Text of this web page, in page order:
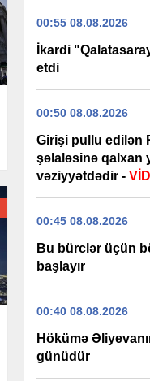
00:55 08.08.2026
İkardi
etdi
00:50 08.08.2026
Girişi pullu edilən
şəlaləsinə qalxan
vəziyyətdədir -
00:45 08.08.2026
Bu bürclər üçün
başlayır
00:40 08.08.2026
Hökümə
günüdür